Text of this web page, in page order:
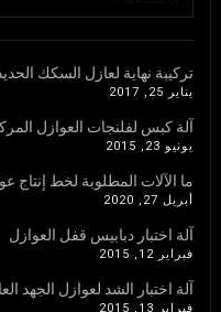
تركيبة نهاية لعازل السكك
يناير 25, 2017
آلة كبس لفلنجات العوازل
يونيو 23, 2015
ما الآلات المطلوبة لخط إنتاج عوازل
أبريل 27, 2020
آلة اختبار دبابيس قفل العوازل
فبراير 12, 2015
آلة اختبار الشد لعوازل الجهد
فبراير 13, 2015